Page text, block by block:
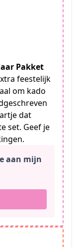
Pakket
feestelijk
om kado
dat
set. Geef je
aan mijn